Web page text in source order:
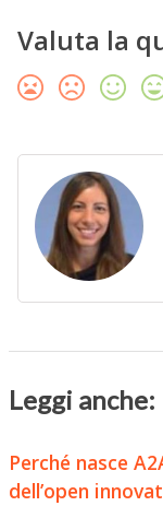
Valuta la
Leggi anche:
Perché nasce
dell’open